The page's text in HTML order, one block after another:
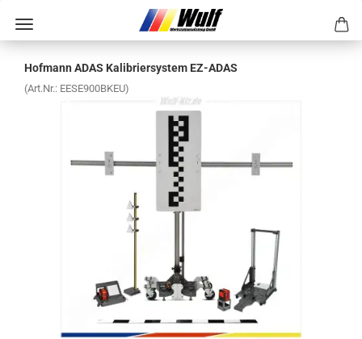
Hof­mann ADAS Ka­li­brier­sys­tem EZ-​ADAS
(Art.Nr.: EESE900BKEU)